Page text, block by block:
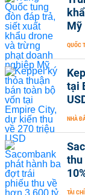
Mỹ
QUỐC
tại
NHÀ
thu
TÀI